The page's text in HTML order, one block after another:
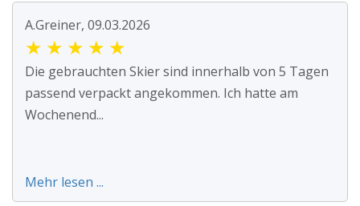
A.Greiner, 09.03.2026
★ ★ ★ ★ ★
Die gebrauchten Skier sind innerhalb von 5 Tagen
passend verpackt angekommen. Ich hatte am
Wochenend...
Mehr lesen ...